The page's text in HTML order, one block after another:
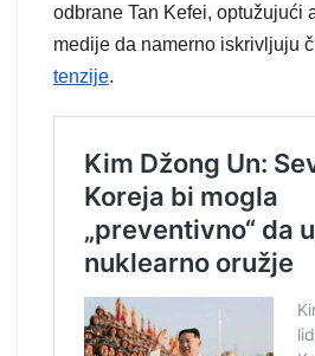
odbrane Tan Kefei, optužujući
medije da namerno iskrivljuju
tenzije.